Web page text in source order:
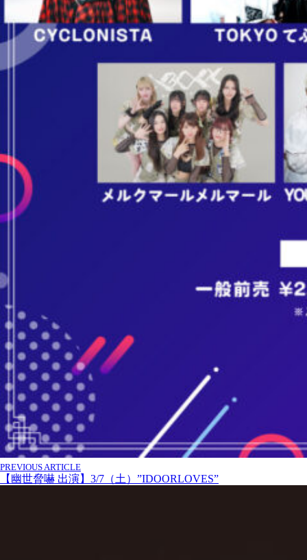
PREVIOUS ARTICLE
【幽世脅嚇 出演】3/7（土）”IDOORLOVES”